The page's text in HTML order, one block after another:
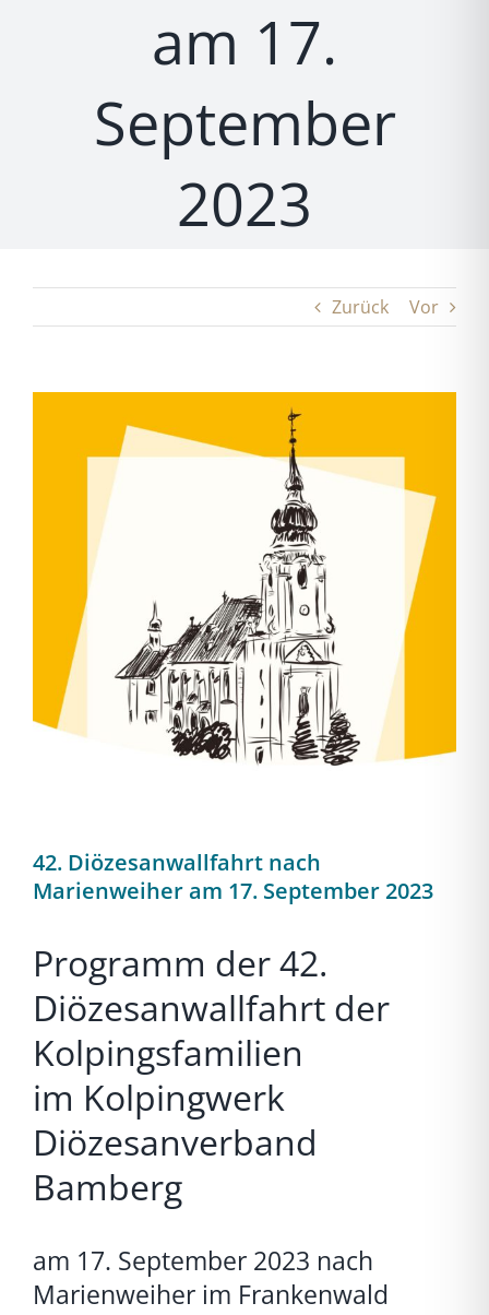
am 17.
September
2023
Zurück Vor
42. Diözesanwallfahrt nach
Marienweiher am 17. September 2023
Programm der 42.
Diözesanwallfahrt der
Kolpingsfamilien
im Kolpingwerk
Diözesanverband
Bamberg
am 17. September 2023 nach
Marienweiher im Frankenwald